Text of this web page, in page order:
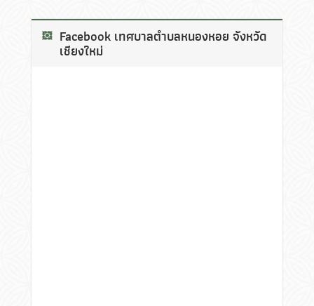
Facebook เทศบาลตำบลหนองหอย จังหวัด
เชียงใหม่